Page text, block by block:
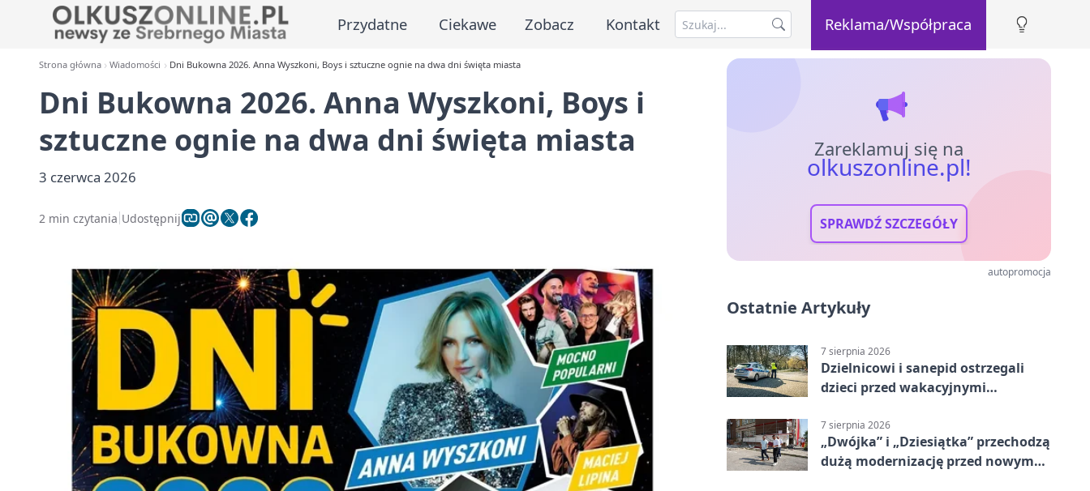
Przydatne Ciekawe Zobacz Kontakt Reklama/Współpraca
Strona główna Wiadomości Dni Bukowna 2026. Anna Wyszkoni, Boys i sztuczne ognie na dwa dni święta miasta
Dni Bukowna 2026. Anna Wyszkoni, Boys i
sztuczne ognie na dwa dni święta miasta
3 czerwca 2026
2 min czytania Udostępnij
Zareklamuj się na
olkuszonline.pl!
SPRAWDŹ SZCZEGÓŁY
autopromocja
Ostatnie Artykuły
7 sierpnia 2026
Dzielnicowi i sanepid ostrzegali
dzieci przed wakacyjnymi
7 sierpnia 2026
„Dwójka” i „Dziesiątka” przechodzą
dużą modernizację przed nowym